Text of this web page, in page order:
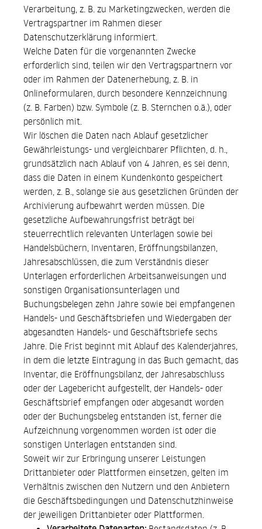
Verarbeitung, z. B. zu Marketingzwecken, werden die
Vertragspartner im Rahmen dieser
Datenschutzerklärung informiert.
Welche Daten für die vorgenannten Zwecke
erforderlich sind, teilen wir den Vertragspartnern vor
oder im Rahmen der Datenerhebung, z. B. in
Onlineformularen, durch besondere Kennzeichnung
(z. B. Farben) bzw. Symbole (z. B. Sternchen o.ä.), oder
persönlich mit.
Wir löschen die Daten nach Ablauf gesetzlicher
Gewährleistungs- und vergleichbarer Pflichten, d. h.,
grundsätzlich nach Ablauf von 4 Jahren, es sei denn,
dass die Daten in einem Kundenkonto gespeichert
werden, z. B., solange sie aus gesetzlichen Gründen der
Archivierung aufbewahrt werden müssen. Die
gesetzliche Aufbewahrungsfrist beträgt bei
steuerrechtlich relevanten Unterlagen sowie bei
Handelsbüchern, Inventaren, Eröffnungsbilanzen,
Jahresabschlüssen, die zum Verständnis dieser
Unterlagen erforderlichen Arbeitsanweisungen und
sonstigen Organisationsunterlagen und
Buchungsbelegen zehn Jahre sowie bei empfangenen
Handels- und Geschäftsbriefen und Wiedergaben der
abgesandten Handels- und Geschäftsbriefe sechs
Jahre. Die Frist beginnt mit Ablauf des Kalenderjahres,
in dem die letzte Eintragung in das Buch gemacht, das
Inventar, die Eröffnungsbilanz, der Jahresabschluss
oder der Lagebericht aufgestellt, der Handels- oder
Geschäftsbrief empfangen oder abgesandt worden
oder der Buchungsbeleg entstanden ist, ferner die
Aufzeichnung vorgenommen worden ist oder die
sonstigen Unterlagen entstanden sind.
Soweit wir zur Erbringung unserer Leistungen
Drittanbieter oder Plattformen einsetzen, gelten im
Verhältnis zwischen den Nutzern und den Anbietern
die Geschäftsbedingungen und Datenschutzhinweise
der jeweiligen Drittanbieter oder Plattformen.